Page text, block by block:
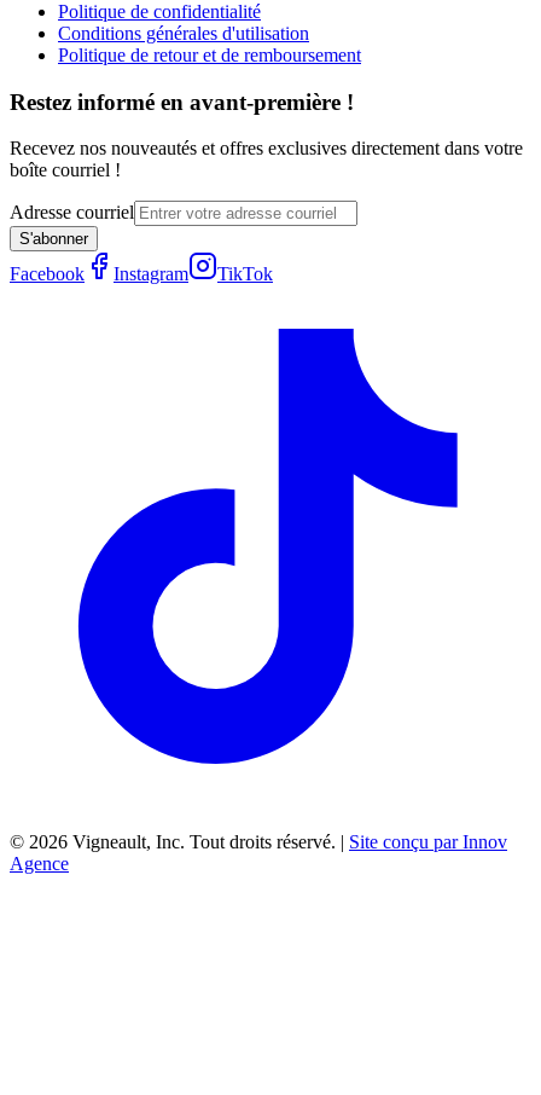
Politique de confidentialité
Conditions générales d'utilisation
Politique de retour et de remboursement
Restez informé en avant-première !
Recevez nos nouveautés et offres exclusives directement dans votre
boîte courriel !
Adresse courriel
S'abonner
Facebook Instagram TikTok
© 2026 Vigneault, Inc. Tout droits réservé. | Site conçu par Innov
Agence